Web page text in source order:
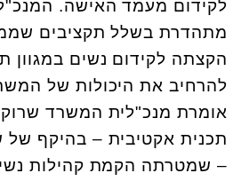
לקידום מעמד האישה.
מתהדרת בשלל תקציבים
הקצתה לקידום נשים במגוון
להרחיב את היכולות של
אומרת מנכ"לית המשרד
תכנית אקטיבית – בהיקף של
– שמטרתה הקמת קהילות